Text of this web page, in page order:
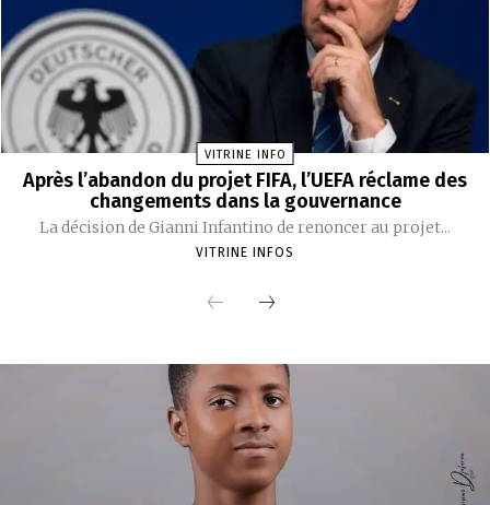
VITRINE INFO
Après l’abandon du projet FIFA, l’UEFA réclame des
changements dans la gouvernance
La décision de Gianni Infantino de renoncer au projet...
VITRINE INFOS